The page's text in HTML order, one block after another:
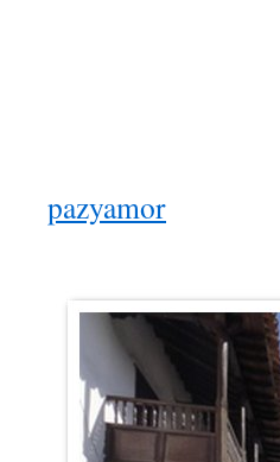
pazyamor